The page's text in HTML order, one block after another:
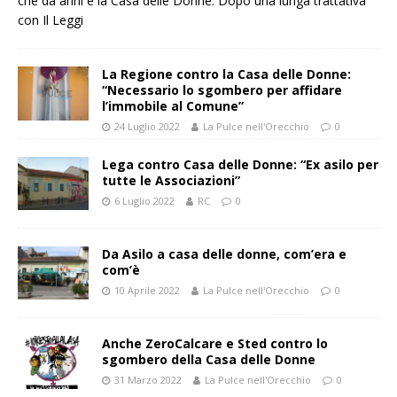
con Il Leggi
La Regione contro la Casa delle Donne:
“Necessario lo sgombero per affidare
l’immobile al Comune”
24 Luglio 2022 La Pulce nell'Orecchio 0
Lega contro Casa delle Donne: “Ex asilo per
tutte le Associazioni”
6 Luglio 2022 RC 0
Da Asilo a casa delle donne, com’era e
com’è
10 Aprile 2022 La Pulce nell'Orecchio 0
Anche ZeroCalcare e Sted contro lo
sgombero della Casa delle Donne
31 Marzo 2022 La Pulce nell'Orecchio 0